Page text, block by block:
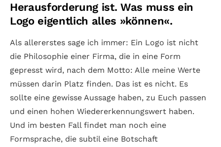
Herausforderung ist. Was muss ein
Logo eigentlich alles »können«.
Als allererstes sage ich immer: Ein Logo ist nicht
die Philosophie einer Firma, die in eine Form
gepresst wird, nach dem Motto: Alle meine Werte
müssen darin Platz finden. Das ist es nicht. Es
sollte eine gewisse Aussage haben, zu Euch passen
und einen hohen Wiedererkennungswert haben.
Und im besten Fall findet man noch eine
Formsprache, die subtil eine Botschaft